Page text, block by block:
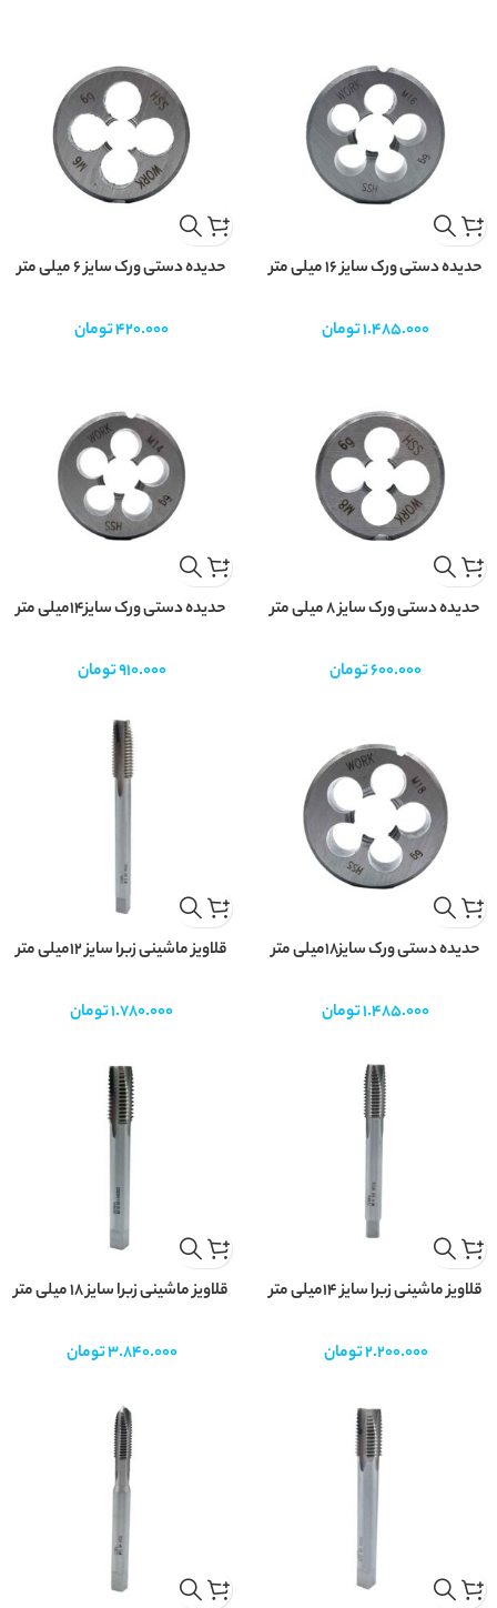
حدیده دستی ورک سایز 16 میلی متر
1.485.000تومان
حدیده دستی ورک سایز 6 میلی متر
420.000تومان
حدیده دستی ورک سایز 8 میلی متر
600.000تومان
حدیده دستی ورک سایز14میلی متر
910.000تومان
حدیده دستی ورک سایز18میلی متر
1.485.000تومان
قلاویز ماشینی زبرا سایز 12میلی متر
1.780.000تومان
قلاویز ماشینی زبرا سایز 14میلی متر
2.200.000تومان
قلاویز ماشینی زبرا سایز 18 میلی متر
3.840.000تومان